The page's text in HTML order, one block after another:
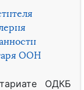
ООН
ОДКБ